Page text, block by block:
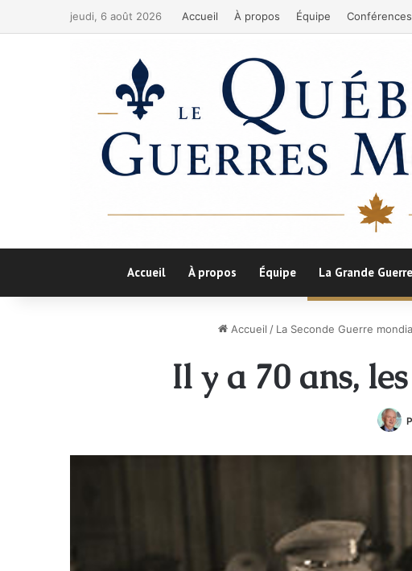
jeudi, 6 août 2026 Accueil À propos Équipe Conférences
Accueil À propos Équipe La Grande Guerre
Accueil / La Seconde Guerre
Il y a 70 ans,